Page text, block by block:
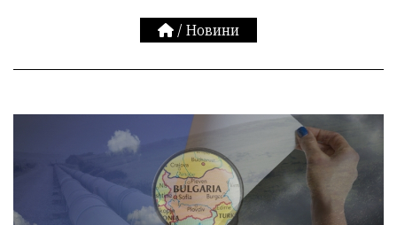
/ Новини